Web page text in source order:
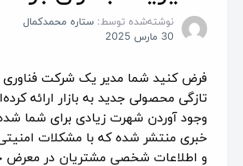
نوشته‌شده توسط: ستاره محمدکمال
30 مارس 2025
فرض کنید شما مدیر یک شرکت
تازگی محصولی جدید به بازار ارائه
وجود آوردن شهرت زیادی برای شما
خبری منتشر شده که با مشکلات
و اطلاعات شخصی مشتریان در معرض